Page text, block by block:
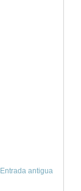
Entrada antigua